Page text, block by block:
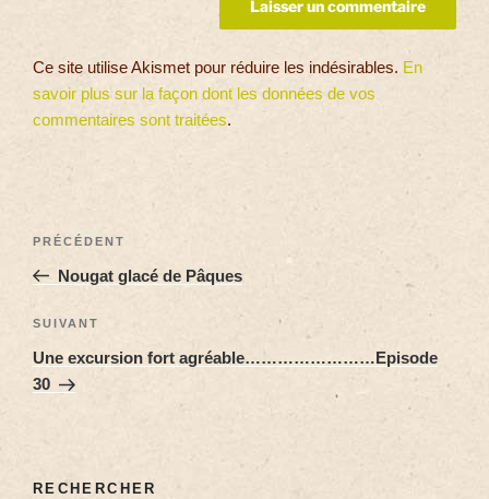
Ce site utilise Akismet pour réduire les indésirables. En
savoir plus sur la façon dont les données de vos
commentaires sont traitées.
PRÉCÉDENT
Nougat glacé de Pâques
SUIVANT
Une excursion fort agréable……………………Episode
30
RECHERCHER